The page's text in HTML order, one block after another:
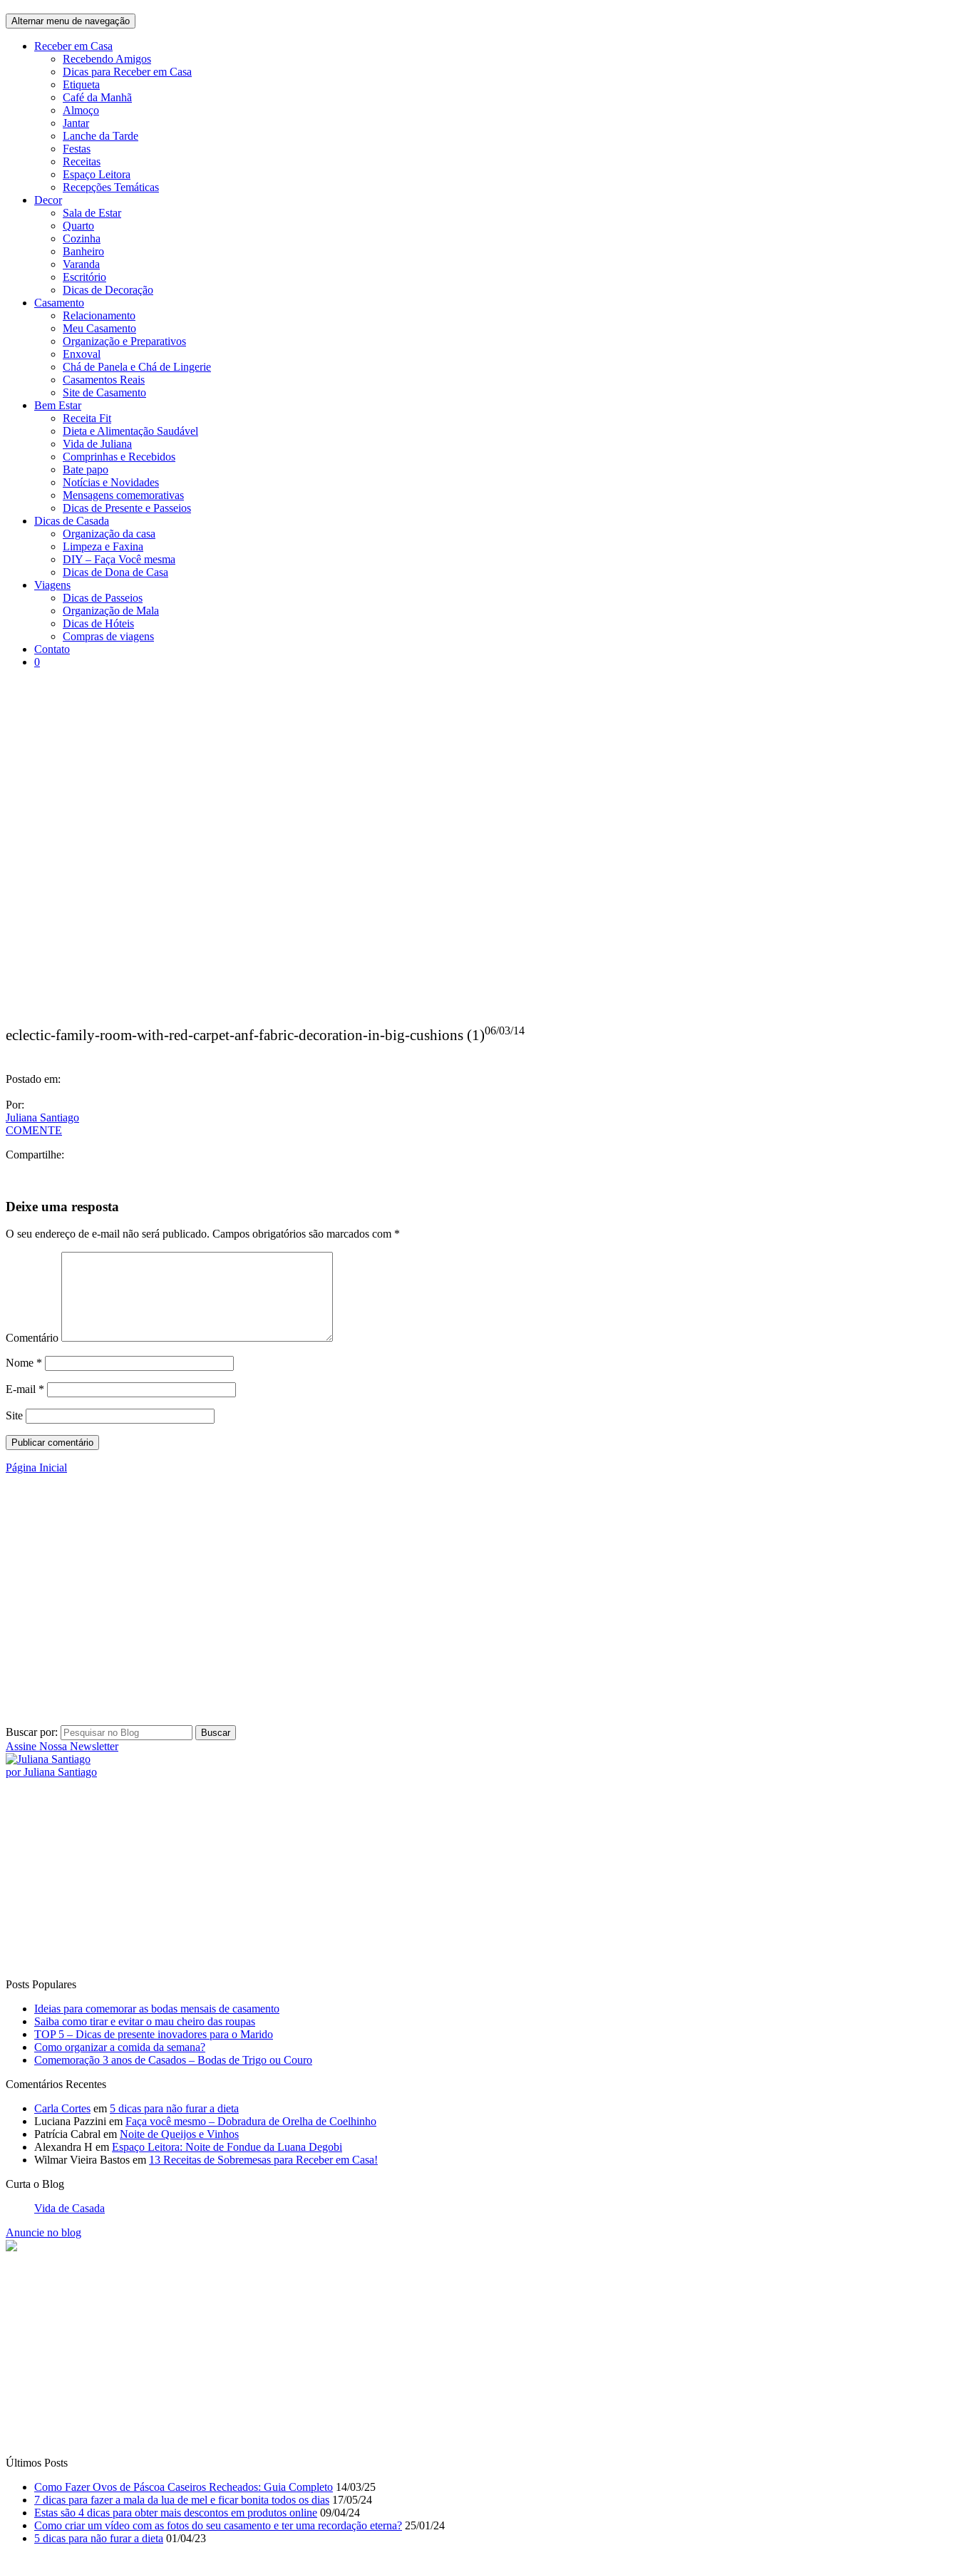
Alternar menu de navegação
Receber em Casa
Recebendo Amigos
Dicas para Receber em Casa
Etiqueta
Café da Manhã
Almoço
Jantar
Lanche da Tarde
Festas
Receitas
Espaço Leitora
Recepções Temáticas
Decor
Sala de Estar
Quarto
Cozinha
Banheiro
Varanda
Escritório
Dicas de Decoração
Casamento
Relacionamento
Meu Casamento
Organização e Preparativos
Enxoval
Chá de Panela e Chá de Lingerie
Casamentos Reais
Site de Casamento
Bem Estar
Receita Fit
Dieta e Alimentação Saudável
Vida de Juliana
Comprinhas e Recebidos
Bate papo
Notícias e Novidades
Mensagens comemorativas
Dicas de Presente e Passeios
Dicas de Casada
Organização da casa
Limpeza e Faxina
DIY – Faça Você mesma
Dicas de Dona de Casa
Viagens
Dicas de Passeios
Organização de Mala
Dicas de Hóteis
Compras de viagens
Contato
0
eclectic-family-room-with-red-carpet-anf-fabric-decoration-in-big-cushions (1)06/03/14
Postado em:
Por:
Juliana Santiago
COMENTE
Compartilhe:
Deixe uma resposta
O seu endereço de e-mail não será publicado. Campos obrigatórios são marcados com *
Comentário
Nome *
E-mail *
Site
Página Inicial
Buscar por:
Assine Nossa Newsletter
por Juliana Santiago
Posts Populares
Ideias para comemorar as bodas mensais de casamento
Saiba como tirar e evitar o mau cheiro das roupas
TOP 5 – Dicas de presente inovadores para o Marido
Como organizar a comida da semana?
Comemoração 3 anos de Casados – Bodas de Trigo ou Couro
Comentários Recentes
Carla Cortes em 5 dicas para não furar a dieta
Luciana Pazzini em Faça você mesmo – Dobradura de Orelha de Coelhinho
Patrícia Cabral em Noite de Queijos e Vinhos
Alexandra H em Espaço Leitora: Noite de Fondue da Luana Degobi
Wilmar Vieira Bastos em 13 Receitas de Sobremesas para Receber em Casa!
Curta o Blog
Vida de Casada
Anuncie no blog
Últimos Posts
Como Fazer Ovos de Páscoa Caseiros Recheados: Guia Completo 14/03/25
7 dicas para fazer a mala da lua de mel e ficar bonita todos os dias 17/05/24
Estas são 4 dicas para obter mais descontos em produtos online 09/04/24
Como criar um vídeo com as fotos do seu casamento e ter uma recordação eterna? 25/01/24
5 dicas para não furar a dieta 01/04/23